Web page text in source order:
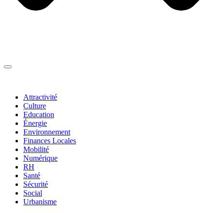
Attractivité
Culture
Education
Énergie
Environnement
Finances Locales
Mobilité
Numérique
RH
Santé
Sécurité
Social
Urbanisme